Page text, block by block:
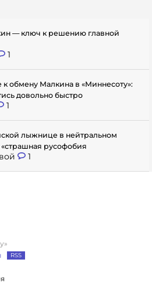
— ключ к решению главной
1
обмену Малкина в «Миннесоту»:
довольно быстро
1
лыжнице в нейтральном
«страшная русофобия
1
RSS